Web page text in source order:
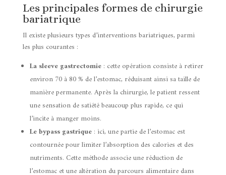
Les principales formes de chirurgie
bariatrique
Il existe plusieurs types d’interventions bariatriques, parmi
les plus courantes :
La sleeve gastrectomie: cette opération consiste à retirer
environ 70 à 80 % de l’estomac, réduisant ainsi sa taille de
manière permanente. Après la chirurgie, le patient ressent
une sensation de satiété beaucoup plus rapide, ce qui
l’incite à manger moins.
Le bypass gastrique: ici, une partie de l’estomac est
contournée pour limiter l’absorption des calories et des
nutriments. Cette méthode associe une réduction de
l’estomac et une altération du parcours alimentaire dans